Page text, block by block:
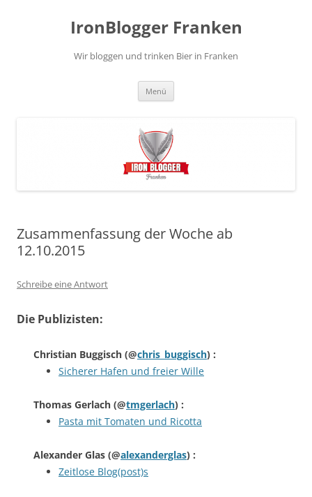
IronBlogger Franken
Wir bloggen und trinken Bier in Franken
Menü
Zusammenfassung der Woche ab
12.10.2015
Schreibe eine Antwort
Die Publizisten:
Christian Buggisch (@chris_buggisch) :
Sicherer Hafen und freier Wille
Thomas Gerlach (@tmgerlach) :
Pasta mit Tomaten und Ricotta
Alexander Glas (@alexanderglas) :
Zeitlose Blog(post)s